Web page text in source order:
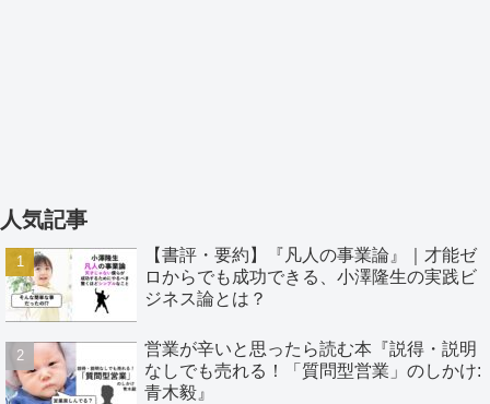
人気記事
【書評・要約】『凡人の事業論』｜才能ゼ
ロからでも成功できる、小澤隆生の実践ビ
ジネス論とは？
営業が辛いと思ったら読む本『説得・説明
なしでも売れる！「質問型営業」のしかけ:
青木毅』